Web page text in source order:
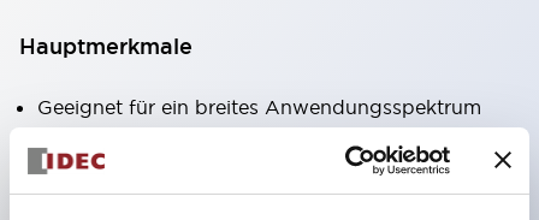
Hauptmerkmale
Geeignet für ein breites Anwendungsspektrum
von der Konsumelektronik bis zum FA-Bereich
LED-Beleuchtungseinheit mit integriertem